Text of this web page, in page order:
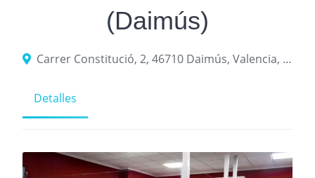
(Daimús)
Carrer Constitució, 2, 46710 Daimús, Valencia, Spain
Detalles